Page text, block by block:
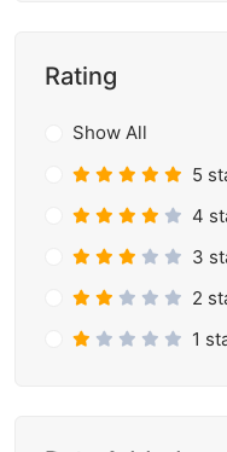
Rating
Show All
5
4
3
2
1